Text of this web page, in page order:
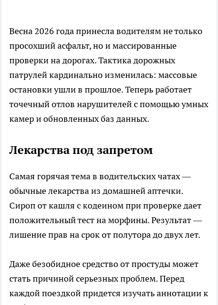
Весна 2026 года принесла водителям не только
просохший асфальт, но и массированные
проверки на дорогах. Тактика дорожных
патрулей кардинально изменилась: массовые
остановки ушли в прошлое. Теперь работает
точечный отлов нарушителей с помощью умных
камер и обновленных баз данных.
Лекарства под запретом
Самая горячая тема в водительских чатах —
обычные лекарства из домашней аптечки.
Сироп от кашля с кодеином при проверке дает
положительный тест на морфины. Результат —
лишение прав на срок от полутора до двух лет.
Даже безобидное средство от простуды может
стать причиной серьезных проблем. Перед
каждой поездкой придется изучать аннотации к